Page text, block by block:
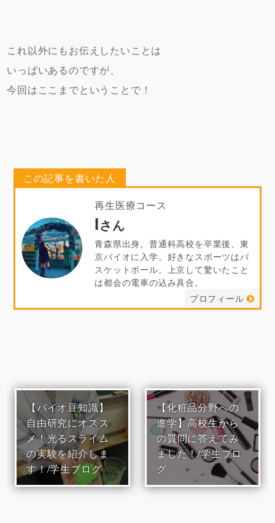
これ以外にもお伝えしたいことは
いっぱいあるのですが、
今回はここまでということで！
この記事を書いた人
再生医療コース
Iさん
青森県出身。普通科高校を卒業後、東
京バイオに入学。好きなスポーツはバ
スケットボール。上京して驚いたこと
は都会の電車の込み具合。
プロフィール
【バイオ豆知識】
自由研究にオスス
メ！光るスライム
の実験を紹介しま
す！/学生ブログ
【化粧品分野への
進学】高校生から
の質問に答えてみ
ました！/学生ブロ
グ